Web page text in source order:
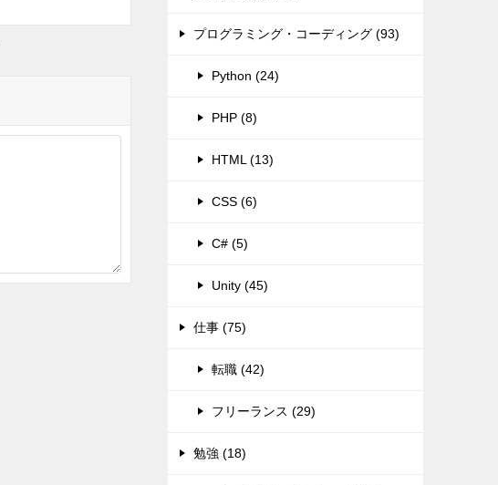
プログラミング・コーディング (93)
Python (24)
PHP (8)
HTML (13)
CSS (6)
C# (5)
Unity (45)
仕事 (75)
転職 (42)
フリーランス (29)
勉強 (18)